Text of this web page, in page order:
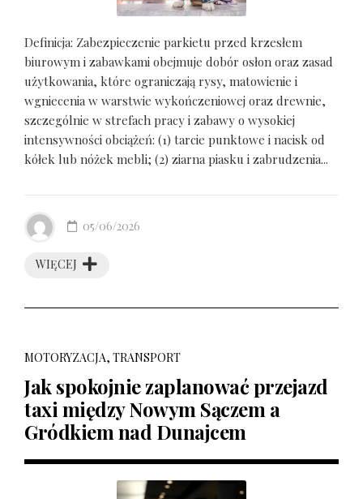
Definicja: Zabezpieczenie parkietu przed krzesłem
biurowym i zabawkami obejmuje dobór osłon oraz zasad
użytkowania, które ograniczają rysy, matowienie i
wgniecenia w warstwie wykończeniowej oraz drewnie,
szczególnie w strefach pracy i zabawy o wysokiej
intensywności obciążeń: (1) tarcie punktowe i nacisk od
kółek lub nóżek mebli; (2) ziarna piasku i zabrudzenia...
WIĘCEJ
05/06/2026
MOTORYZACJA, TRANSPORT
Jak spokojnie zaplanować przejazd
taxi między Nowym Sączem a
Gródkiem nad Dunajcem